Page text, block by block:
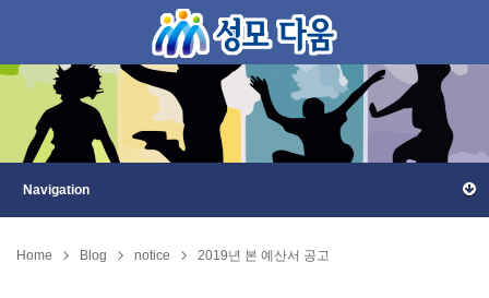
Home Blog notice 2019년 본 예산서 공고